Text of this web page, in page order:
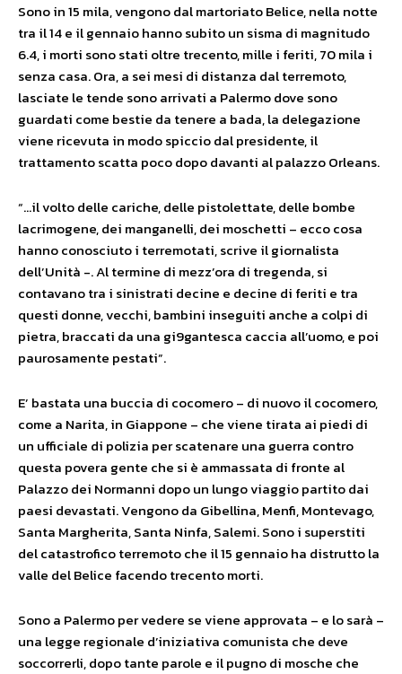
Sono in 15 mila, vengono dal martoriato Belice, nella notte
tra il 14 e il gennaio hanno subito un sisma di magnitudo
6.4, i morti sono stati oltre trecento, mille i feriti, 70 mila i
senza casa. Ora, a sei mesi di distanza dal terremoto,
lasciate le tende sono arrivati a Palermo dove sono
guardati come bestie da tenere a bada, la delegazione
viene ricevuta in modo spiccio dal presidente, il
trattamento scatta poco dopo davanti al palazzo Orleans.
“…il volto delle cariche, delle pistolettate, delle bombe
lacrimogene, dei manganelli, dei moschetti – ecco cosa
hanno conosciuto i terremotati, scrive il giornalista
dell’Unità -. Al termine di mezz’ora di tregenda, si
contavano tra i sinistrati decine e decine di feriti e tra
questi donne, vecchi, bambini inseguiti anche a colpi di
pietra, braccati da una gi9gantesca caccia all’uomo, e poi
paurosamente pestati”.
E’ bastata una buccia di cocomero – di nuovo il cocomero,
come a Narita, in Giappone – che viene tirata ai piedi di
un ufficiale di polizia per scatenare una guerra contro
questa povera gente che si è ammassata di fronte al
Palazzo dei Normanni dopo un lungo viaggio partito dai
paesi devastati. Vengono da Gibellina, Menfi, Montevago,
Santa Margherita, Santa Ninfa, Salemi. Sono i superstiti
del catastrofico terremoto che il 15 gennaio ha distrutto la
valle del Belice facendo trecento morti.
Sono a Palermo per vedere se viene approvata – e lo sarà –
una legge regionale d’iniziativa comunista che deve
soccorrerli, dopo tante parole e il pugno di mosche che